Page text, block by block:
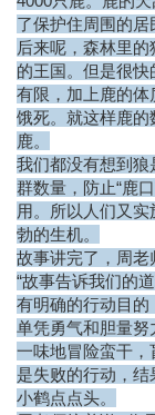
了保护住周围的居
后来呢，森林里
的王国。但是很
有限，加上鹿的
饿死。就这样鹿的
鹿。
我们都没有想到
群数量，防止“鹿
用。所以人们又实
勃的生机。
故事讲完了，周老
“故事告诉我们的
有明确的行动目的
单凭勇气和胆量
一味地冒险蛮干
是失败的行动，结
小鹤点点头。